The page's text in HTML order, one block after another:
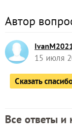
Автор
15 июля
Сказать
Все ответы